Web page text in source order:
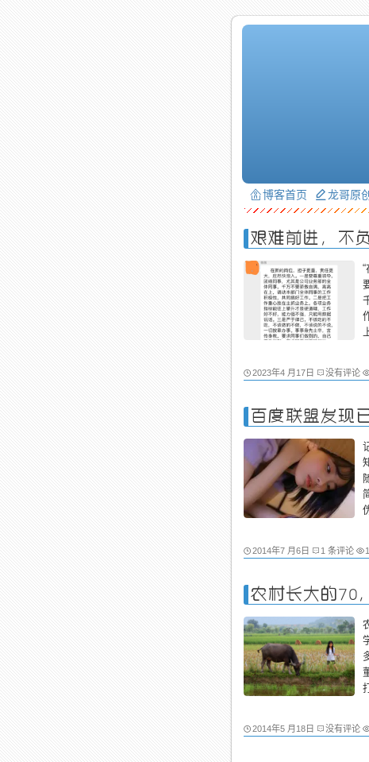
博客首页 龙哥原创
艰难前进，不
2023年4 月17日 没有评论
百度联盟发现
2014年7 月6日 1 条评论
农村长大的70
2014年5 月18日 没有评论